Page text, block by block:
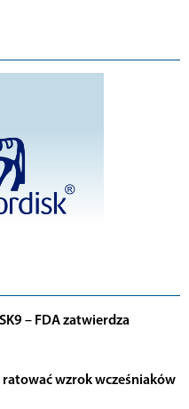
– FDA zatwierdza
wzrok wcześniaków